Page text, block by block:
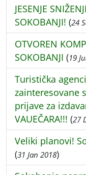
JESENJE
SOKOBANJI! (24
OTVOREN
SOKOBANJI (19
Turistička
zainteresovane
prijave za
VAUEČARA!!! (27
Veliki planovi!
(31 Jan 2018)